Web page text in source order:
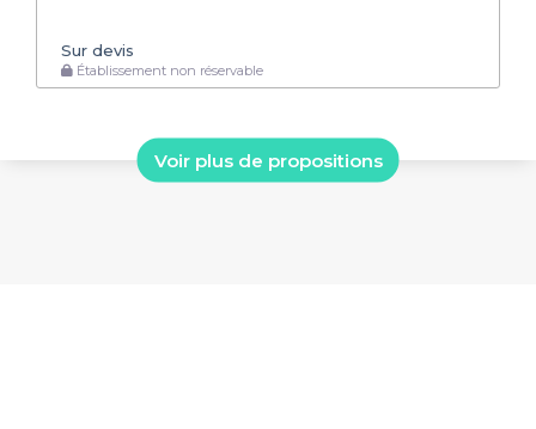
Sur devis
Établissement non réservable
Voir plus de propositions